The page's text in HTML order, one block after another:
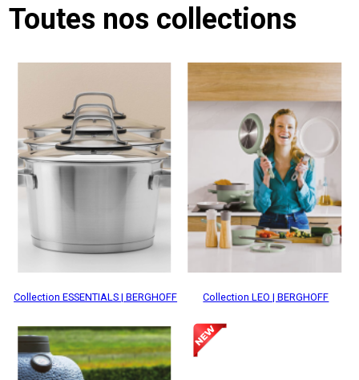
Toutes nos collections
Collection ESSENTIALS | BERGHOFF Collection LEO | BERGHOFF